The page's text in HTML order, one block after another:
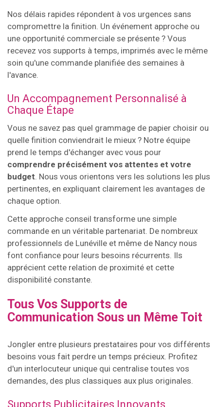
Nos délais rapides répondent à vos urgences sans
compromettre la finition. Un événement approche ou
une opportunité commerciale se présente ? Vous
recevez vos supports à temps, imprimés avec le même
soin qu'une commande planifiée des semaines à
l'avance.
Un Accompagnement Personnalisé à
Chaque Étape
Vous ne savez pas quel grammage de papier choisir ou
quelle finition conviendrait le mieux ? Notre équipe
prend le temps d'échanger avec vous pour
comprendre précisément vos attentes et votre
budget. Nous vous orientons vers les solutions les plus
pertinentes, en expliquant clairement les avantages de
chaque option.
Cette approche conseil transforme une simple
commande en un véritable partenariat. De nombreux
professionnels de Lunéville et même de Nancy nous
font confiance pour leurs besoins récurrents. Ils
apprécient cette relation de proximité et cette
disponibilité constante.
Tous Vos Supports de
Communication Sous un Même Toit
Jongler entre plusieurs prestataires pour vos différents
besoins vous fait perdre un temps précieux. Profitez
d'un interlocuteur unique qui centralise toutes vos
demandes, des plus classiques aux plus originales.
Supports Publicitaires Innovants